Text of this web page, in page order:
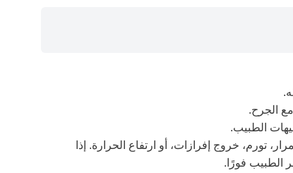
الجرح.
الطبيب.
تورم، خروج إفرازات، أو ارتفاع الحرارة. إذا
الطبيب فورًا.